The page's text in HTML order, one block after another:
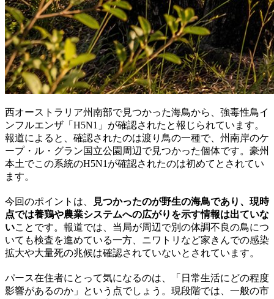
西オーストラリア州南部で見つかった海鳥から、強毒性鳥イ
ンフルエンザ「H5N1」が確認されたと報じられています。
報道によると、確認されたのは渡り鳥の一種で、州南岸のケ
ープ・ル・グラン国立公園周辺で見つかった個体です。豪州
本土でこの系統のH5N1が確認されたのは初めてとされてい
ます。
今回のポイントは、
見つかったのが野生の海鳥であり、現時
点では養鶏や農業システムへの広がりを示す情報は出ていな
いことです。報道では、当局が周辺で別の体調不良の鳥につ
いても検査を進めている一方、ニワトリなど家きんでの感染
拡大や大量死の兆候は確認されていないとされています。
パース在住者にとって気になるのは、「日常生活にどの程度
影響があるのか」という点でしょう。現段階では、一般の市